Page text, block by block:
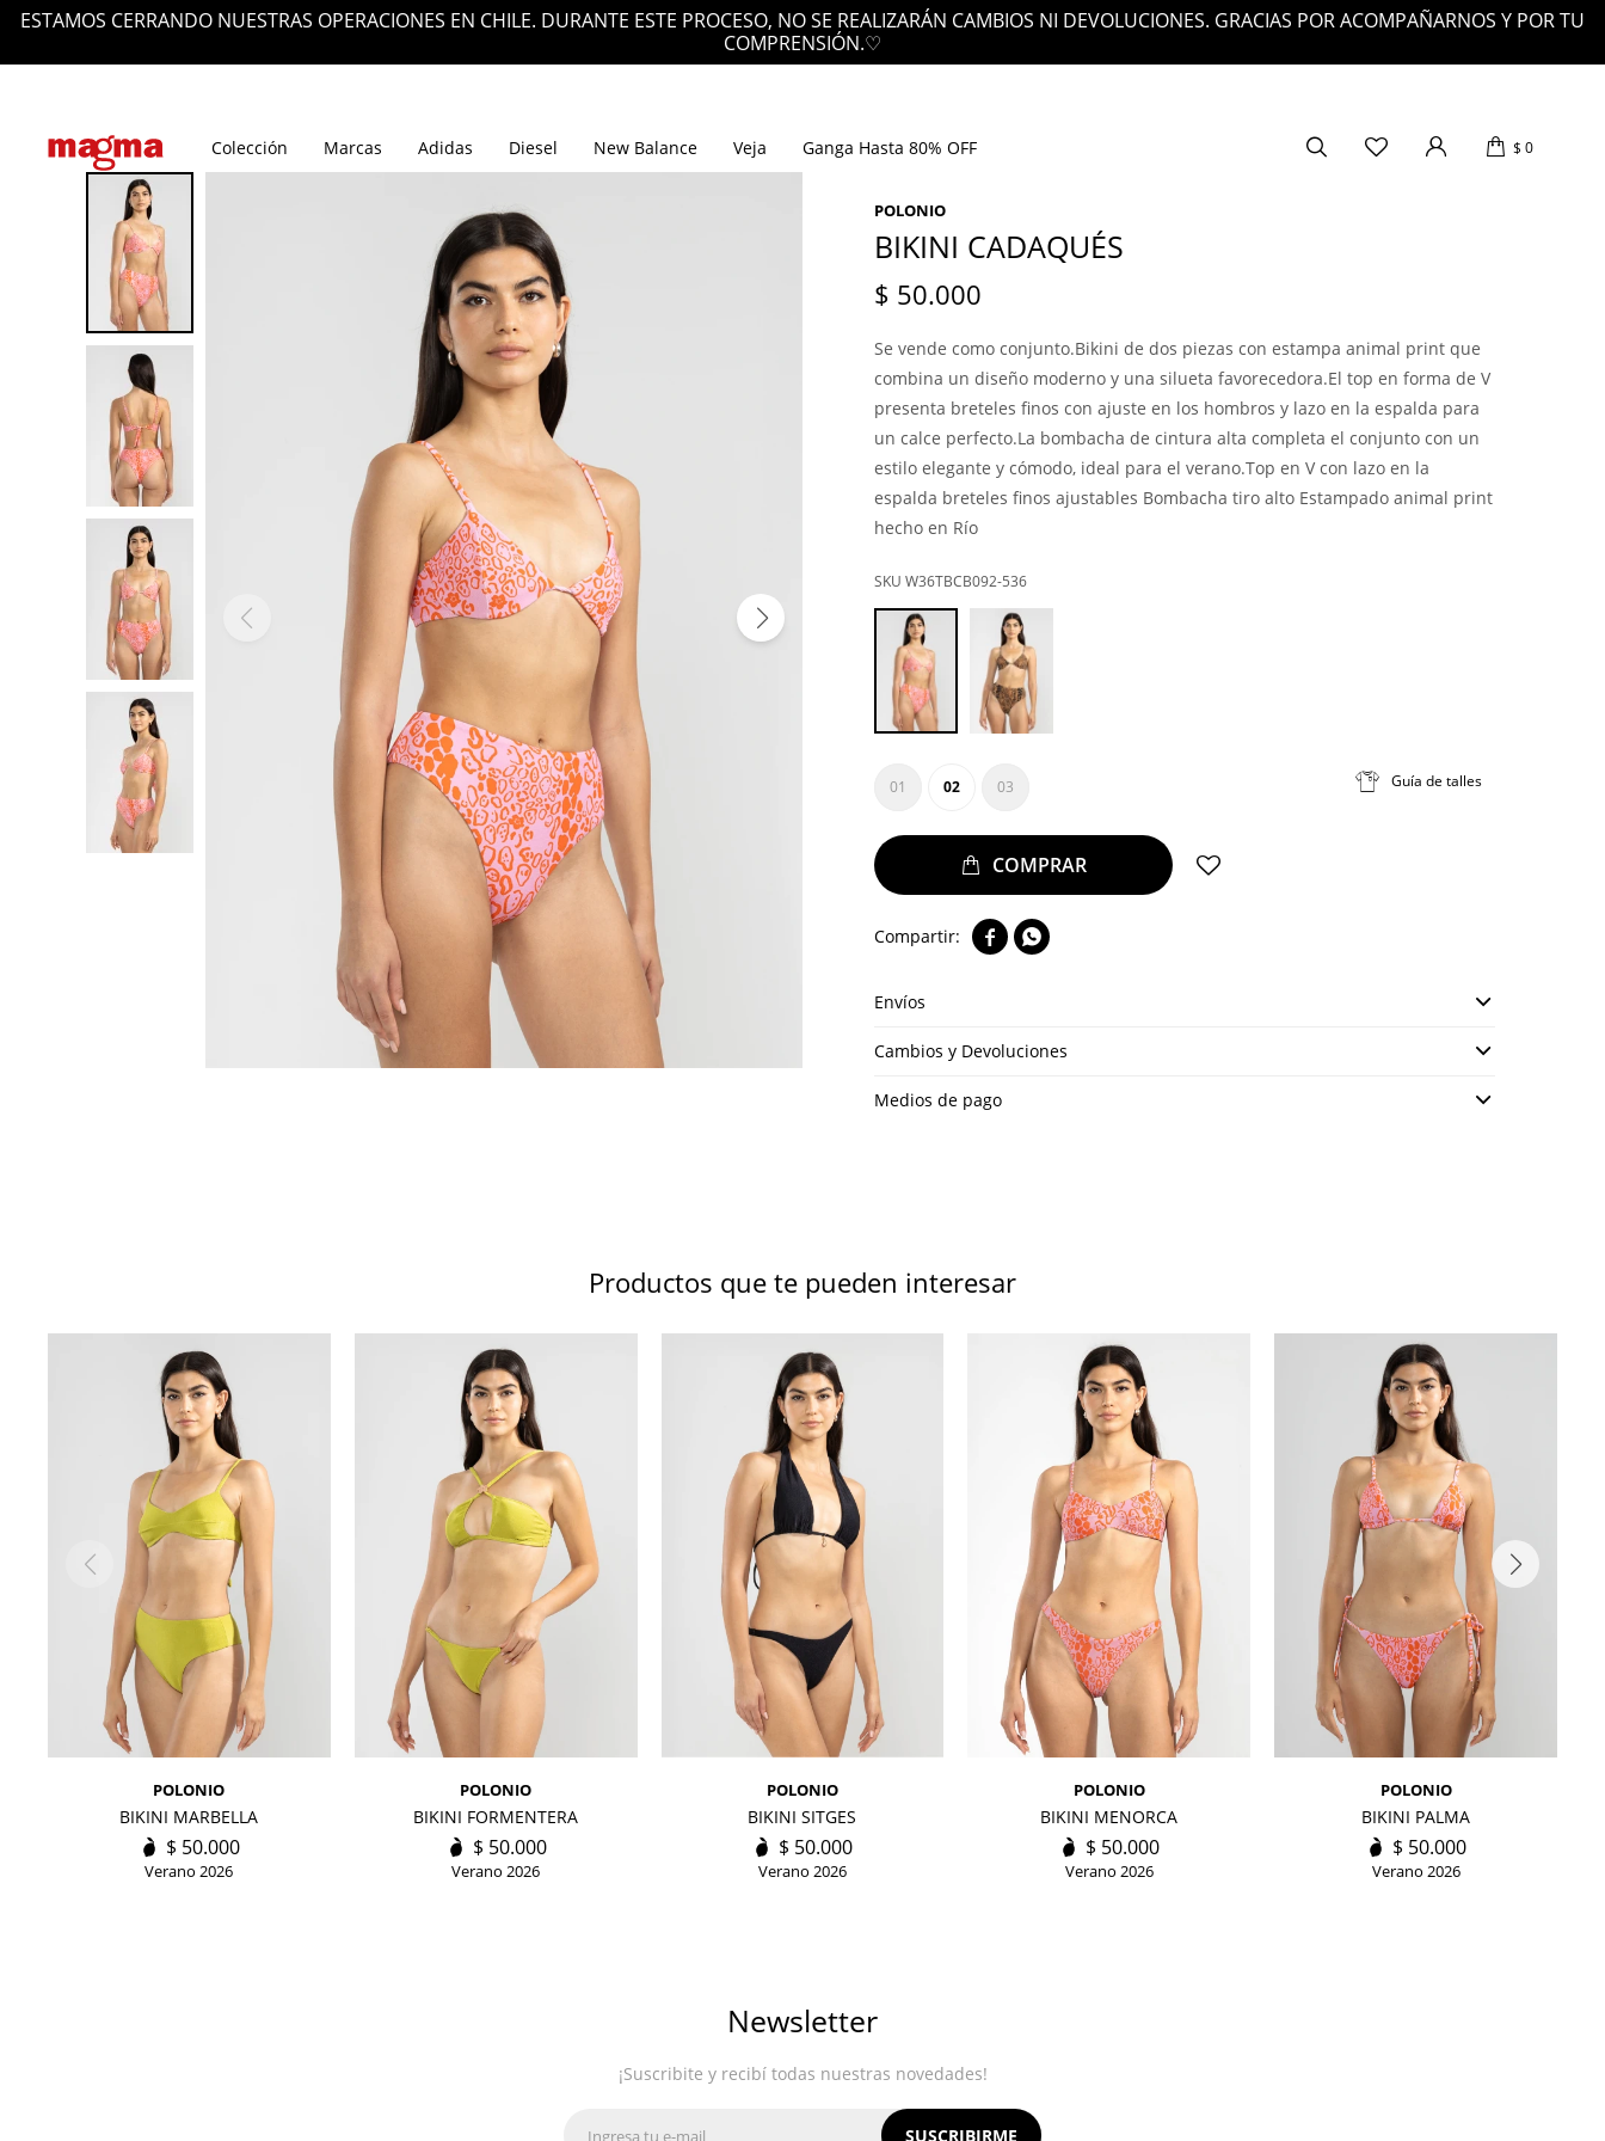
ESTAMOS CERRANDO NUESTRAS OPERACIONES EN CHILE. DURANTE ESTE PROCESO, NO SE REALIZARÁN CAMBIOS NI DEVOLUCIONES. GRACIAS POR ACOMPAÑARNOS Y POR TU
COMPRENSIÓN.♡
Colección Marcas Adidas Diesel New Balance Veja Ganga Hasta 80% OFF $ 0
POLONIO
BIKINI CADAQUÉS
$ 50.000
Se vende como conjunto.Bikini de dos piezas con estampa animal print que
combina un diseño moderno y una silueta favorecedora.El top en forma de V
presenta breteles finos con ajuste en los hombros y lazo en la espalda para
un calce perfecto.La bombacha de cintura alta completa el conjunto con un
estilo elegante y cómodo, ideal para el verano.Top en V con lazo en la
espalda breteles finos ajustables Bombacha tiro alto Estampado animal print
hecho en Río
W36TBCB092-536
01 02 03 Guía de talles
 
Envíos
Cambios y Devoluciones
Medios de pago
Productos que te pueden interesar
POLONIO
BIKINI MARBELLA
$ 50.000
Verano 2026
POLONIO
BIKINI FORMENTERA
$ 50.000
Verano 2026
POLONIO
BIKINI SITGES
$ 50.000
Verano 2026
POLONIO
BIKINI MENORCA
$ 50.000
Verano 2026
POLONIO
BIKINI PALMA
$ 50.000
Verano 2026
Newsletter
¡Suscribite y recibí todas nuestras novedades!
SUSCRIBIRME